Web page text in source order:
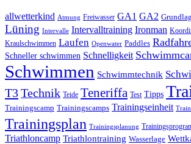
allwetterkind Atmung Freiwasser GA1 GA2
Lüning Intervalle Intervalltraining Ironman
Kraulschwimmen Laufen Openwater Paddles
Schneller schwimmen Schnelligkeit
Schwimmen Schwimmtechnik
T3Technik Teide Teneriffa Test Tipps
Trainingscamp Trainingscamps Trainingseinheit
Trainingsplan Trainingsplanung
Triathloncamp Triathlontraining Wasserlage